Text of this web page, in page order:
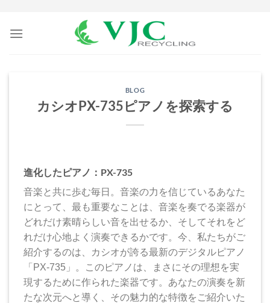
BLOG
カシオPX-735ピアノを探索する
進化したピアノ：PX-735
音楽と共に歩む毎日。音楽の力を信じているあなた
にとって、最も重要なことは、音楽を奏でる楽器が
どれだけ素晴らしい音を出せるか、そしてそれをど
れだけ心地よく演奏できるかです。今、私たちがご
紹介するのは、カシオが誇る最新のデジタルピアノ
「PX-735」。このピアノは、まさにその理想を実
現するために作られた楽器です。あなたの演奏を新
たな次元へと導く、その魅力的な特徴をご紹介いた